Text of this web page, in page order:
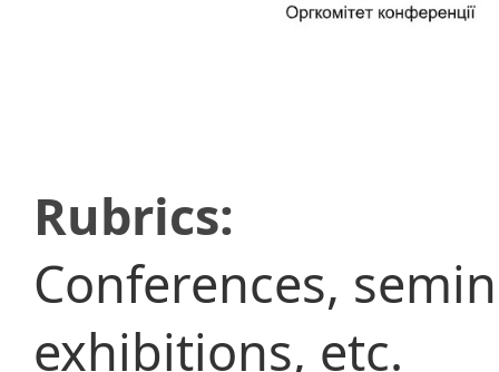
Rubrics:
Conferences,
exhibitions, etc.